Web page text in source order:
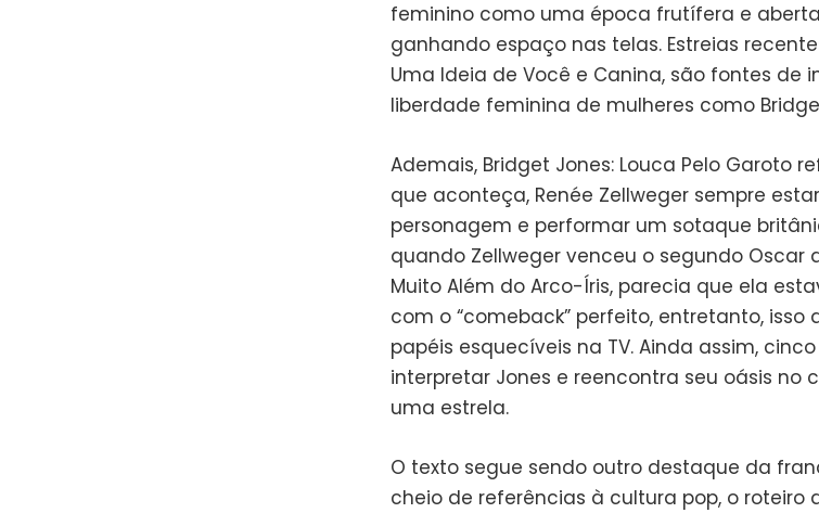
feminino como uma época frutífera e
ganhando espaço nas telas. Estreias
Uma Ideia de Você e Canina, são fontes de
liberdade feminina de mulheres como
Ademais, Bridget Jones: Louca Pelo Garoto
que aconteça, Renée Zellweger sempre
personagem e performar um sotaque
quando Zellweger venceu o segundo Oscar
Muito Além do Arco-Íris, parecia que ela
com o “comeback” perfeito, entretanto, isso
papéis esquecíveis na TV. Ainda assim,
interpretar Jones e reencontra seu oásis no
uma estrela.
O texto segue sendo outro destaque da
cheio de referências à cultura pop, o roteiro